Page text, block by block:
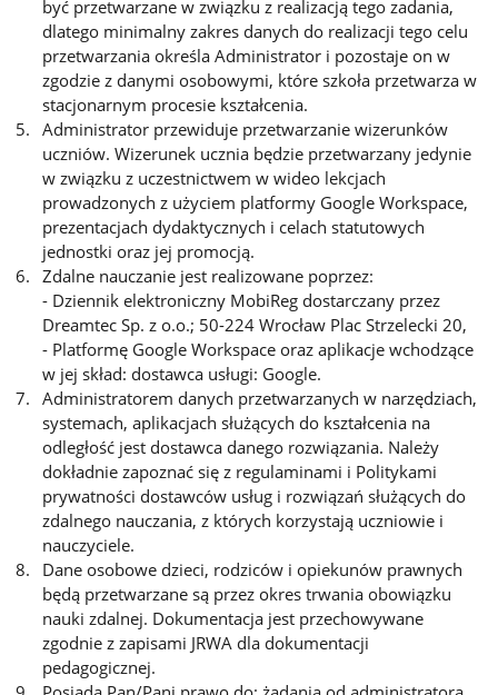
być przetwarzane w związku z realizacją tego zadania,
dlatego minimalny zakres danych do realizacji tego celu
przetwarzania określa Administrator i pozostaje on w
zgodzie z danymi osobowymi, które szkoła przetwarza w
stacjonarnym procesie kształcenia.
Administrator przewiduje przetwarzanie wizerunków
uczniów. Wizerunek ucznia będzie przetwarzany jedynie
w związku z uczestnictwem w wideo lekcjach
prowadzonych z użyciem platformy Google Workspace,
prezentacjach dydaktycznych i celach statutowych
jednostki oraz jej promocją.
Zdalne nauczanie jest realizowane poprzez:
- Dziennik elektroniczny MobiReg dostarczany przez
Dreamtec Sp. z o.o.; 50-224 Wrocław Plac Strzelecki 20,
- Platformę Google Workspace oraz aplikacje wchodzące
w jej skład: dostawca usługi: Google.
Administratorem danych przetwarzanych w narzędziach,
systemach, aplikacjach służących do kształcenia na
odległość jest dostawca danego rozwiązania. Należy
dokładnie zapoznać się z regulaminami i Politykami
prywatności dostawców usług i rozwiązań służących do
zdalnego nauczania, z których korzystają uczniowie i
nauczyciele.
Dane osobowe dzieci, rodziców i opiekunów prawnych
będą przetwarzane są przez okres trwania obowiązku
nauki zdalnej. Dokumentacja jest przechowywane
zgodnie z zapisami JRWA dla dokumentacji
pedagogicznej.